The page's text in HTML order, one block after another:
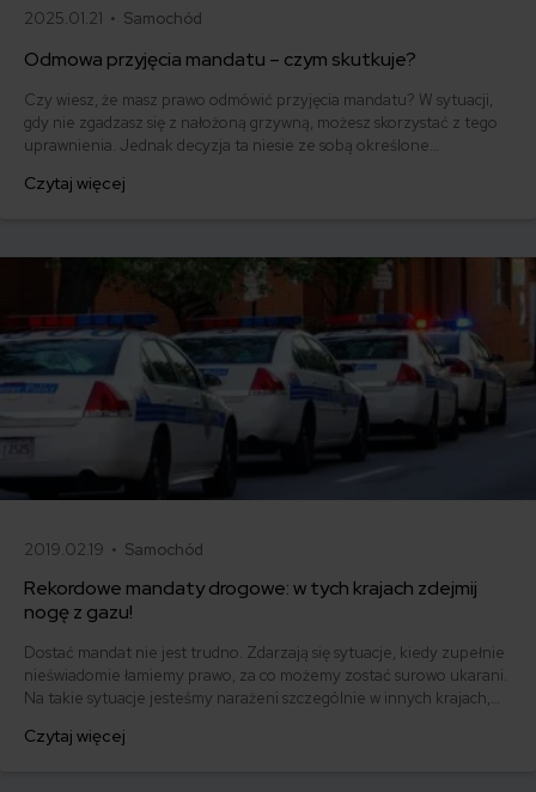
2025.01.21 • Samochód
Odmowa przyjęcia mandatu – czym skutkuje?
Czy wiesz, że masz prawo odmówić przyjęcia mandatu? W sytuacji,
gdy nie zgadzasz się z nałożoną grzywną, możesz skorzystać z tego
uprawnienia. Jednak decyzja ta niesie ze sobą określone
przyjęcia mandatu i jakie kroki podjąć, aby skutecznie bronić swoich
Czytaj więcej
2019.02.19 • Samochód
Rekordowe mandaty drogowe: w tych krajach zdejmij
nogę z gazu!
Dostać mandat nie jest trudno. Zdarzają się sytuacje, kiedy zupełnie
nieświadomie łamiemy prawo, za co możemy zostać surowo ukarani.
Na takie sytuacje jesteśmy narażeni szczególnie w innych krajach,
Jeśli już mandat otrzymamy, zapłacić musimy. A jak prezentują się
Czytaj więcej